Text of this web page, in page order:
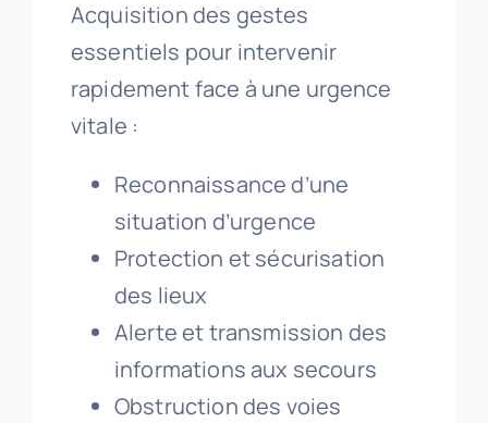
Acquisition des gestes
essentiels pour intervenir
rapidement face à une urgence
vitale :
Reconnaissance d’une
situation d’urgence
Protection et sécurisation
des lieux
Alerte et transmission des
informations aux secours
Obstruction des voies